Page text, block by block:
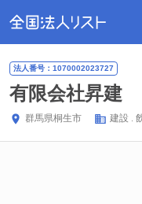
法人番号：1070002023727
有限会社昇建
群馬県桐生市 建設